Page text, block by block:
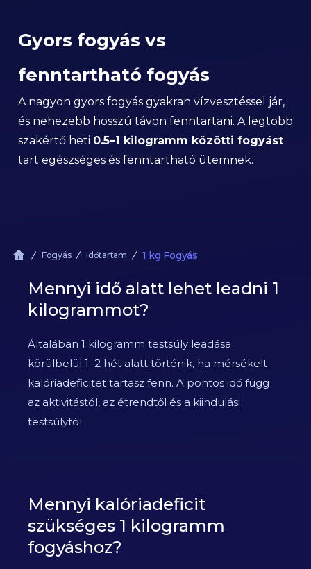
Gyors fogyás vs
fenntartható fogyás
A nagyon gyors fogyás gyakran vízvesztéssel jár,
és nehezebb hosszú távon fenntartani. A legtöbb
szakértő heti 0.5–1 kilogramm közötti fogyást
tart egészséges és fenntartható ütemnek.
Fogyás Időtartam 1 kg Fogyás
Mennyi idő alatt lehet leadni 1
kilogrammot?
Általában 1 kilogramm testsúly leadása
körülbelül 1–2 hét alatt történik, ha mérsékelt
kalóriadeficitet tartasz fenn. A pontos idő függ
az aktivitástól, az étrendtől és a kiindulási
testsúlytól.
Mennyi kalóriadeficit
szükséges 1 kilogramm
fogyáshoz?